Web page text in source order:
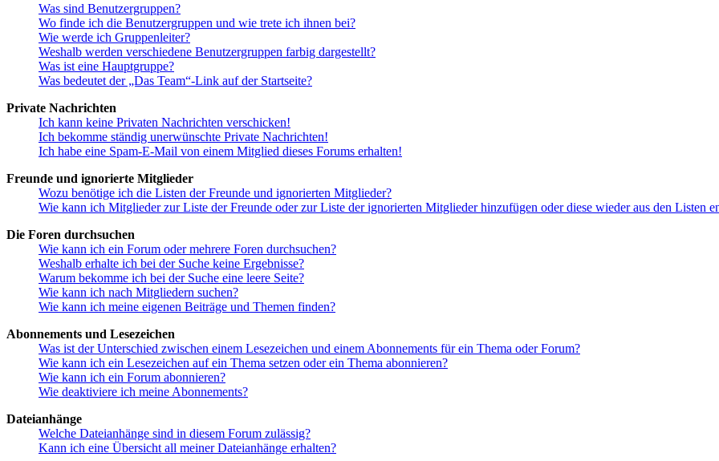
Was sind Benutzergruppen?
Wo finde ich die Benutzergruppen und wie trete ich ihnen bei?
Wie werde ich Gruppenleiter?
Weshalb werden verschiedene Benutzergruppen farbig dargestellt?
Was ist eine Hauptgruppe?
Was bedeutet der „Das Team“-Link auf der Startseite?
Private Nachrichten
Ich kann keine Privaten Nachrichten verschicken!
Ich bekomme ständig unerwünschte Private Nachrichten!
Ich habe eine Spam-E-Mail von einem Mitglied dieses Forums erhalten!
Freunde und ignorierte Mitglieder
Wozu benötige ich die Listen der Freunde und ignorierten Mitglieder?
Wie kann ich Mitglieder zur Liste der Freunde oder zur Liste der ignorierten Mitglieder hinzufügen oder diese wieder aus den Listen
Die Foren durchsuchen
Wie kann ich ein Forum oder mehrere Foren durchsuchen?
Weshalb erhalte ich bei der Suche keine Ergebnisse?
Warum bekomme ich bei der Suche eine leere Seite?
Wie kann ich nach Mitgliedern suchen?
Wie kann ich meine eigenen Beiträge und Themen finden?
Abonnements und Lesezeichen
Was ist der Unterschied zwischen einem Lesezeichen und einem Abonnements für ein Thema oder Forum?
Wie kann ich ein Lesezeichen auf ein Thema setzen oder ein Thema abonnieren?
Wie kann ich ein Forum abonnieren?
Wie deaktiviere ich meine Abonnements?
Dateianhänge
Welche Dateianhänge sind in diesem Forum zulässig?
Kann ich eine Übersicht all meiner Dateianhänge erhalten?